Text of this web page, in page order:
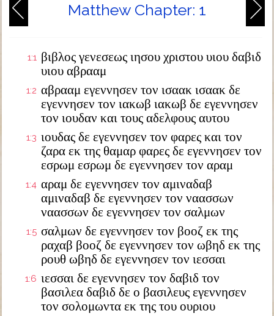
Matthew Chapter: 1
1:1 βιβλος γενεσεως ιησου χριστου υιου δαβιδ
υιου αβρααμ
1:2 αβρααμ εγεννησεν τον ισαακ ισαακ δε
εγεννησεν τον ιακωβ ιακωβ δε εγεννησεν
τον ιουδαν και τους αδελφους αυτου
1:3 ιουδας δε εγεννησεν τον φαρες και τον
ζαρα εκ της θαμαρ φαρες δε εγεννησεν τον
εσρωμ εσρωμ δε εγεννησεν τον αραμ
1:4 αραμ δε εγεννησεν τον αμιναδαβ
αμιναδαβ δε εγεννησεν τον ναασσων
ναασσων δε εγεννησεν τον σαλμων
1:5 σαλμων δε εγεννησεν τον βοοζ εκ της
ραχαβ βοοζ δε εγεννησεν τον ωβηδ εκ της
ρουθ ωβηδ δε εγεννησεν τον ιεσσαι
1:6 ιεσσαι δε εγεννησεν τον δαβιδ τον
βασιλεα δαβιδ δε ο βασιλευς εγεννησεν
τον σολομωντα εκ της του ουριου